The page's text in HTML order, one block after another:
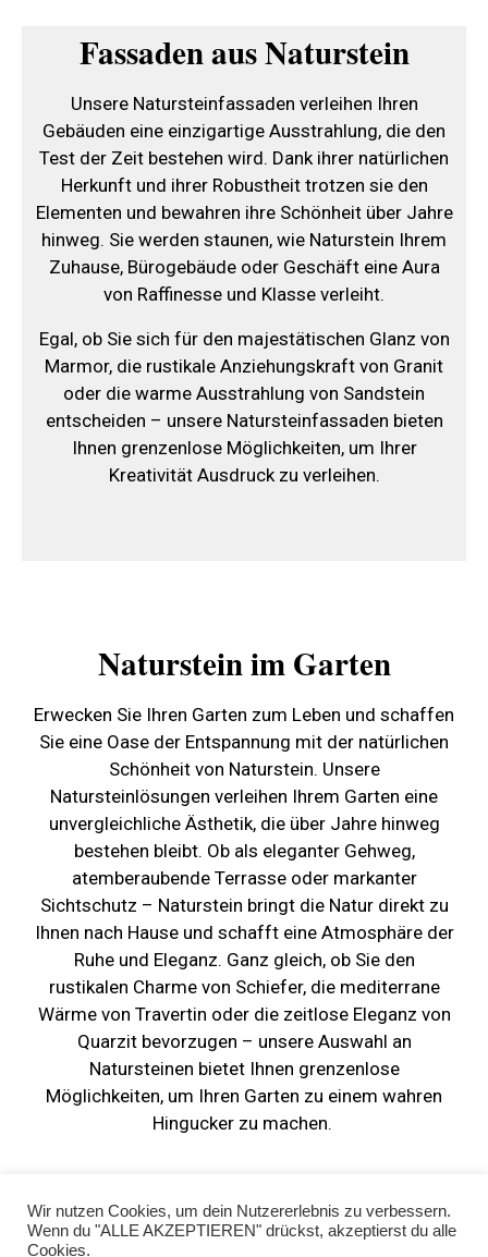
Fassaden aus Naturstein
Unsere Natursteinfassaden verleihen Ihren
Gebäuden eine einzigartige Ausstrahlung, die den
Test der Zeit bestehen wird. Dank ihrer natürlichen
Herkunft und ihrer Robustheit trotzen sie den
Elementen und bewahren ihre Schönheit über Jahre
hinweg. Sie werden staunen, wie Naturstein Ihrem
Zuhause, Bürogebäude oder Geschäft eine Aura
von Raffinesse und Klasse verleiht.
Egal, ob Sie sich für den majestätischen Glanz von
Marmor, die rustikale Anziehungskraft von Granit
oder die warme Ausstrahlung von Sandstein
entscheiden – unsere Natursteinfassaden bieten
Ihnen grenzenlose Möglichkeiten, um Ihrer
Kreativität Ausdruck zu verleihen.
Naturstein im Garten
Erwecken Sie Ihren Garten zum Leben und schaffen
Sie eine Oase der Entspannung mit der natürlichen
Schönheit von Naturstein. Unsere
Natursteinlösungen verleihen Ihrem Garten eine
unvergleichliche Ästhetik, die über Jahre hinweg
bestehen bleibt. Ob als eleganter Gehweg,
atemberaubende Terrasse oder markanter
Sichtschutz – Naturstein bringt die Natur direkt zu
Ihnen nach Hause und schafft eine Atmosphäre der
Ruhe und Eleganz. Ganz gleich, ob Sie den
rustikalen Charme von Schiefer, die mediterrane
Wärme von Travertin oder die zeitlose Eleganz von
Quarzit bevorzugen – unsere Auswahl an
Natursteinen bietet Ihnen grenzenlose
Möglichkeiten, um Ihren Garten zu einem wahren
Hingucker zu machen.
Wir nutzen Cookies, um dein Nutzererlebnis zu verbessern.
Wenn du "ALLE AKZEPTIEREN" drückst, akzeptierst du alle
Cookies.